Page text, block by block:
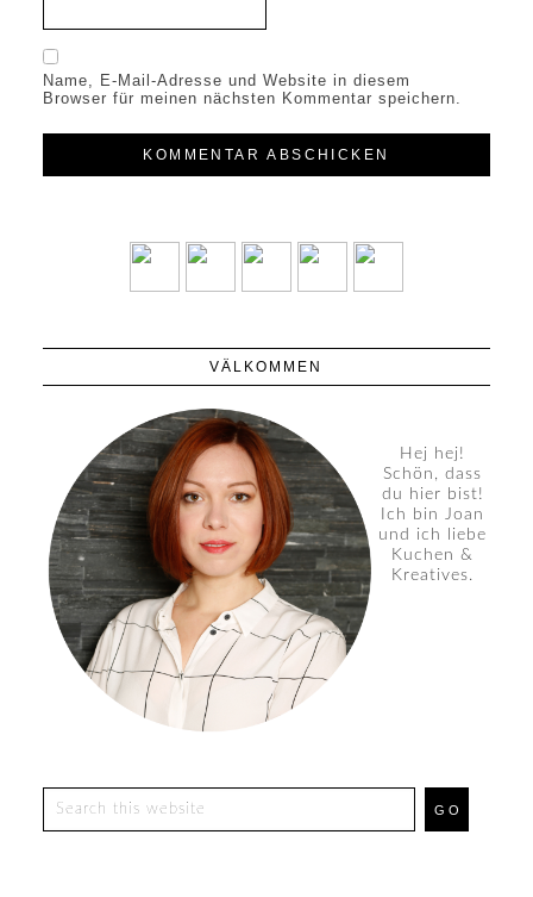
Name, E-Mail-Adresse und Website in diesem
Browser für meinen nächsten Kommentar speichern.
VÄLKOMMEN
Hej hej!
Schön, dass
du hier bist!
Ich bin Joan
und ich liebe
Kuchen &
Kreatives.